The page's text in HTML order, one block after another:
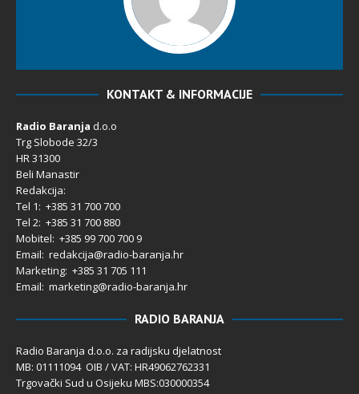
KONTAKT & INFORMACIJE
Radio Baranja d.o.o
Trg Slobode 32/3
HR 31300
Beli Manastir
Redakcija:
Tel 1: +385 31 700 700
Tel 2: +385 31 700 880
Mobitel: +385 99 700 700 9
Email: redakcija@radio-baranja.hr
Marketing: +385 31 705 111
Email: marketing@radio-baranja.hr
RADIO BARANJA
Radio Baranja d.o.o. za radijsku djelatnost
MB: 01111094 OIB / VAT: HR49062762331
Trgovački Sud u Osijeku MBS:030000354